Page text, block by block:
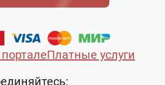
Платные услуги